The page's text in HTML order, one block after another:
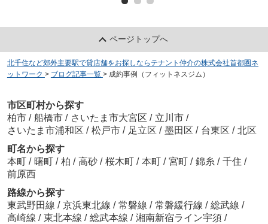
ページトップへ
北千住など郊外主要駅で貸店舗をお探しならテナント仲介の株式会社首都圏ネ
ットワーク > ブログ記事一覧 > 成約事例（フィットネスジム）
市区町村から探す
柏市 / 船橋市 / さいたま市大宮区 / 立川市 /
さいたま市浦和区 / 松戸市 / 足立区 / 墨田区 / 台東区 / 北区
町名から探す
本町 / 曙町 / 柏 / 高砂 / 桜木町 / 本町 / 宮町 / 錦糸 / 千住 /
前原西
路線から探す
東武野田線 / 京浜東北線 / 常磐線 / 常磐緩行線 / 総武線 /
高崎線 / 東北本線 / 総武本線 / 湘南新宿ライン宇須 /